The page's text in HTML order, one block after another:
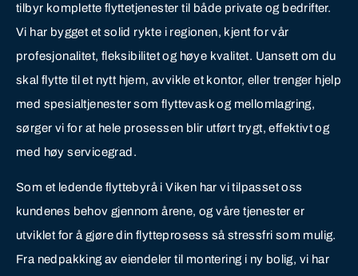
tilbyr komplette flyttetjenester til både private og bedrifter.
Vi har bygget et solid rykte i regionen, kjent for vår
profesjonalitet, fleksibilitet og høye kvalitet. Uansett om du
skal flytte til et nytt hjem, avvikle et kontor, eller trenger hjelp
med spesialtjenester som flyttevask og mellomlagring,
sørger vi for at hele prosessen blir utført trygt, effektivt og
med høy servicegrad.
Som et ledende flyttebyrå i Viken har vi tilpasset oss
kundenes behov gjennom årene, og våre tjenester er
utviklet for å gjøre din flytteprosess så stressfri som mulig.
Fra nedpakking av eiendeler til montering i ny bolig, vi har